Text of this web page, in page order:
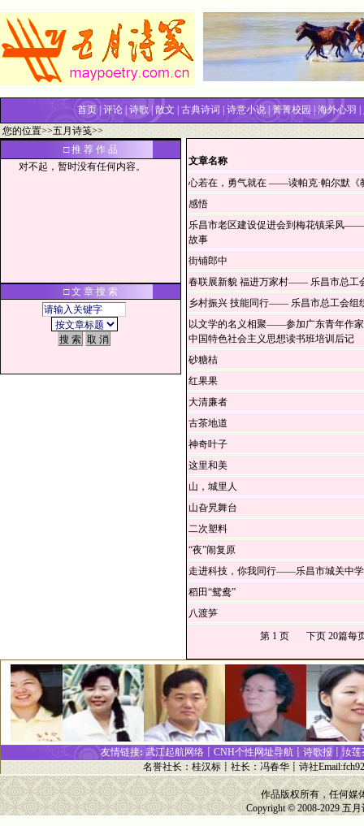
首页 评论 诗歌 |散文 古典诗词 诗意小说 菁菁校园| 海外心羽
您的位置>>五月诗笺>>
□ 推 荐 作 品
对不起，暂时没有任何内容。
□ 文 章 搜 索
文章名称
心若在，勇气就在 ——读帕克·帕尔默《
感悟
乐昌市老区建设促进会到梅花镇采风
故事
街铺郎中
春联展新貌 福进万家村—— 乐昌市总工
乡村振兴 技能同行—— 乐昌市总工会组
以文学的名义相聚——参加广东青年作
中国特色社会主义思想读书班培训后记
砂糖桔
红果果
大清廉者
古茶地道
神奇叶子
这里和美
山，城里人
山旮旯舞台
二次塑料
“夜”闹复原
走进科技，你我同行——乐昌市城关中
稻田“鸳鸯”
八渡笋
第 1 页
下页 20篇每
友情链接: 武江起航网络┋ CNH个性网址导航┋ 诗歌报┋汝莲
名誉社长：桂汉标┋社长：冯春华┋诗社Email:
作品版权所有，任何媒
Copyright © 2008-2029 五月